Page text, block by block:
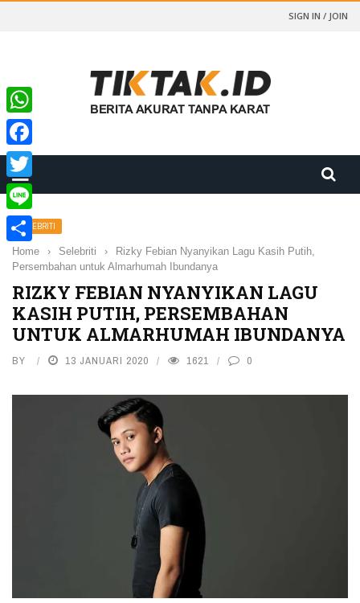
SIGN IN / JOIN
SELEBRITI
Home › Selebriti ›
Rizky Febian Nyanyikan Lagu Kasih Putih,
Persembahan untuk Almarhumah Ibundanya
RIZKY FEBIAN NYANYIKAN LAGU
KASIH PUTIH, PERSEMBAHAN
UNTUK ALMARHUMAH IBUNDANYA
BY 13 JANUARI 2020 1621 0
WhatsApp
Facebook
Twitter
Line
Share